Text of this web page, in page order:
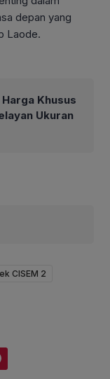
depan yang
Laode.
Khusus
Ukuran
CISEM 2